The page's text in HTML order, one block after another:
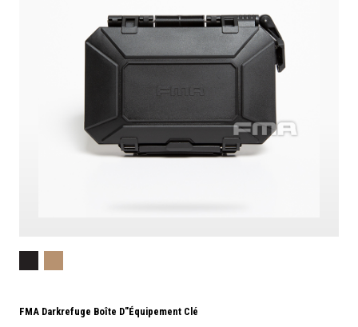
FMA Darkrefuge Boîte D"équipement Clé